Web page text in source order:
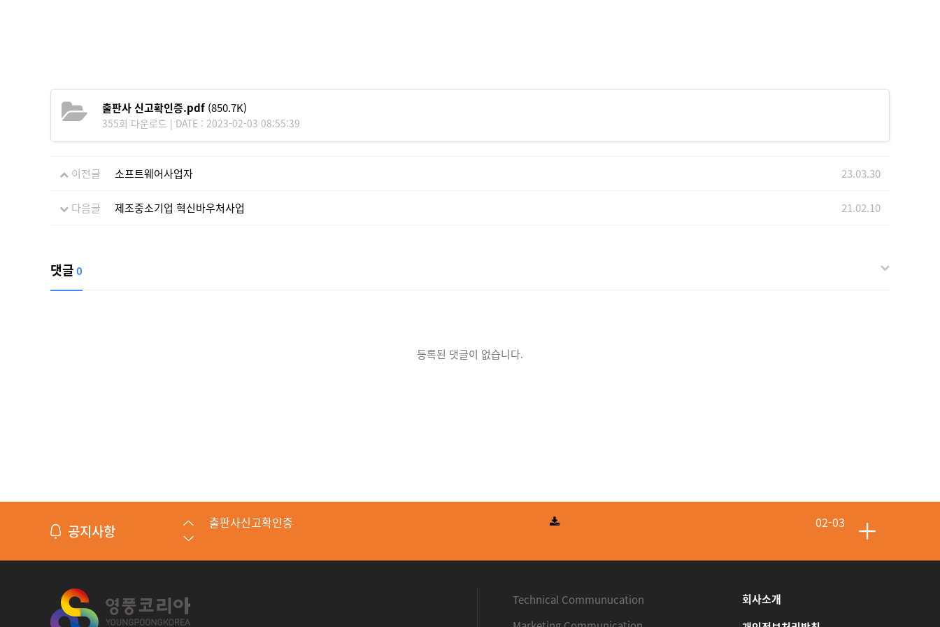
출판사 신고확인증.pdf (850.7K)
355회 다운로드 | DATE : 2023-02-03 08:55:39
이전글 소프트웨어사업자 23.03.30
다음글 제조중소기업 혁신바우처사업 21.02.10
댓글0
등록된 댓글이 없습니다.
공지사항 제조중소기업 혁신바우처사업 02-10
Technical Communucation
회사소개